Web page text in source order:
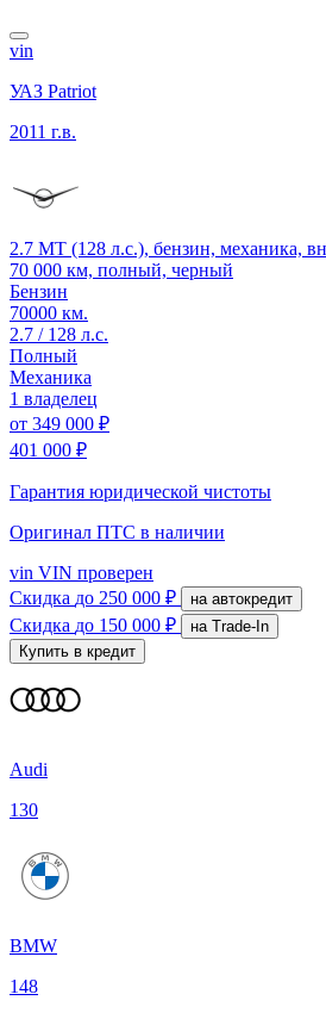
vin
УАЗ Patriot
2011 г.в.
2.7 MT (128 л.с.), бензин, механика,
70 000 км, полный, черный
Бензин
70000 км.
2.7 / 128 л.с.
Полный
Механика
1 владелец
от 349 000 ₽
401 000 ₽
Гарантия юридической чистоты
Оригинал ПТС в наличии
vin VIN проверен
Скидка до 250 000 ₽ на автокредит
Скидка до 150 000 ₽
на Trade-In
Купить в кредит
Audi
130
BMW
148